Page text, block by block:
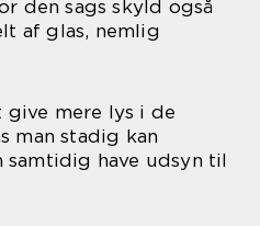
den sags skyld også
af glas, nemlig
mere lys i de
man stadig kan
have udsyn til